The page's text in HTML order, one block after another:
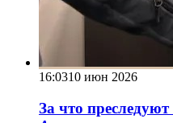
16:0310 июн 2026
За что